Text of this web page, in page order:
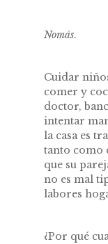
Nomás.
Cuidar
comer y
doctor,
intentar
la casa es
tanto como
que su
no es mal
labores
¿Por qué